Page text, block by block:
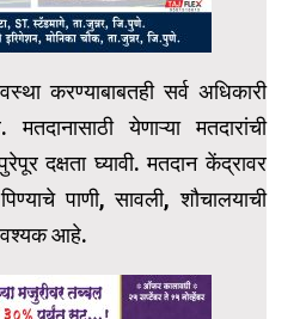
करण्याबाबतही सर्व अधिकारी
येणाऱ्या मतदारांची
दक्षता घ्यावी. मतदान केंद्रावर
पाणी, सावली, शौचालयाची
आहे.